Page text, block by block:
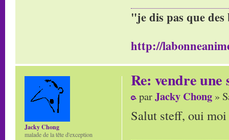
"je dis pas que
http://
Re: vendre une
parJacky Chong »
Salut steff, oui
Jacky Chong
malade de la tête d'exception